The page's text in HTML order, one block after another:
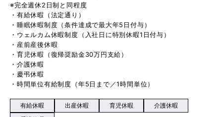
※完全週休2日制と同程度
・有給休暇（法定通り）
・睡眠休暇制度（条件達成で最大年5日付与）
・ウェルカム休暇制度（入社日に特別休暇1日付与）
・産前産後休暇
・育児休暇（復帰奨励金30万円支給）
・介護休暇
・慶弔休暇
・時間単位有給制度（年5日まで／1時間単位）
有給休暇 出産休暇 育児休暇
介護休暇